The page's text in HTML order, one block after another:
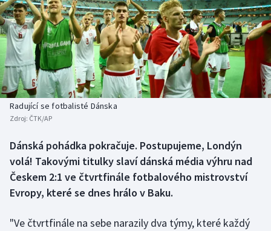
Americký fotbal
Baseball a softbal
Basketbal
Biatlon
Box
Curling
Dostihy
NEPŘEHLÉDNĚTE
Soutěže
Historické návraty
Aplikace ČT sport
Radující se fotbalisté Dánska
Zdroj: ČTK/AP
Dánská pohádka pokračuje. Postupujeme, Londýn
volá! Takovými titulky slaví dánská média výhru nad
Českem 2:1 ve čtvrtfinále fotbalového mistrovství
Evropy, které se dnes hrálo v Baku.
"Ve čtvrtfinále na sebe narazily dva týmy, které každý